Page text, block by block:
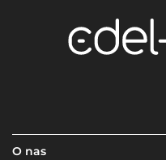
O nas